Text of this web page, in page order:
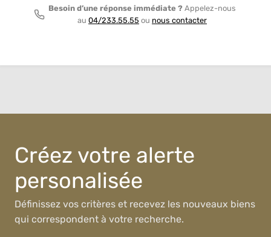
Besoin d’une réponse immédiate ? Appelez-nous
au 04/233.55.55 ou nous contacter
Créez votre alerte
personalisée
Définissez vos critères et recevez les nouveaux biens
qui correspondent à votre recherche.